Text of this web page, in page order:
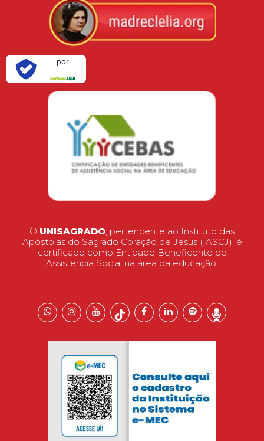
por
O UNISAGRADO, pertencente ao Instituto das
Apóstolas do Sagrado Coração de Jesus (IASCJ), é
certificado como Entidade Beneficente de
Assistência Social na área da educação.